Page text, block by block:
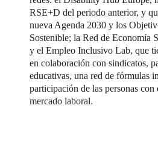
RSE+D del periodo anterior, y
nueva Agenda 2030 y los
Sostenible; la Red de Economía
y el Empleo Inclusivo Lab, que
en colaboración con sindicatos,
educativas, una red de fórmulas
participación de las personas con
mercado laboral.